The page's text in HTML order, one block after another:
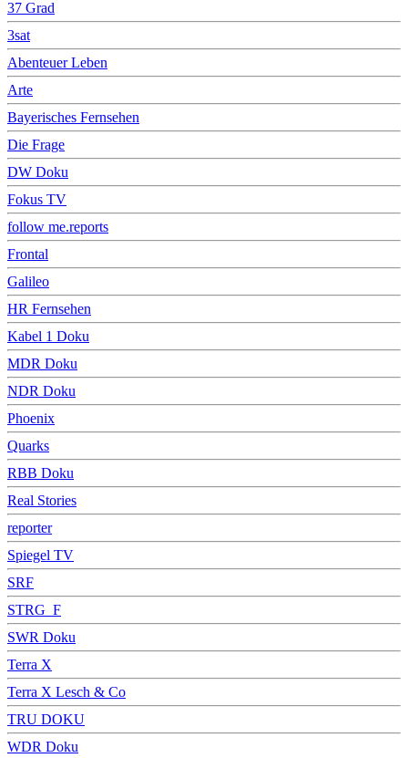
37 Grad
3sat
Abenteuer Leben
Arte
Bayerisches Fernsehen
Die Frage
DW Doku
Fokus TV
follow me.reports
Frontal
Galileo
HR Fernsehen
Kabel 1 Doku
MDR Doku
NDR Doku
Phoenix
Quarks
RBB Doku
Real Stories
reporter
Spiegel TV
SRF
STRG_F
SWR Doku
Terra X
Terra X Lesch & Co
TRU DOKU
WDR Doku